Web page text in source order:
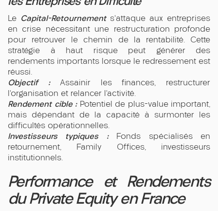
Le Capital-Retournements'attaque aux entreprises
en crise nécessitant une restructuration profonde
pour retrouver le chemin de la rentabilité. Cette
stratégie à haut risque peut générer des
rendements importants lorsque le redressement est
réussi.
Objectif :Assainir les finances, restructurer
l’organisation et relancer l’activité.
Rendement cible :Potentiel de plus-value important,
mais dépendant de la capacité à surmonter les
difficultés opérationnelles.
Investisseurs typiques :Fonds spécialisés en
retournement, Family Offices, investisseurs
institutionnels.
Performance et Rendements
du Private Equity en France